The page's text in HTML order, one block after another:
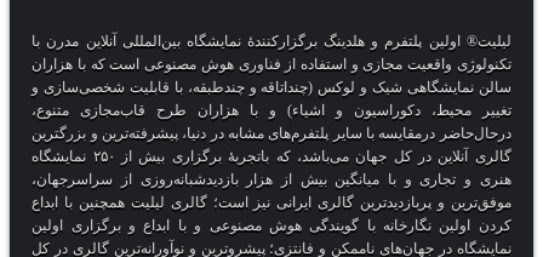
لیلیت® اولین پلتفرم و هلدینگ برگزارکنندهٔ نمایشگاه بین‌المللی آنلاین مدرن با
تکنولوژی واقعیت مجازی و استفاده از فناوری هوش مصنوعی است که با هزاران
سالن نمایشگاهی شیک و لوکس (چنداتاقه و چندطبقه، با قابلیت شخصی‌سازی و
تغییر محیط، دکوراسیون و اشیاء) و با هزاران طرح قاب‌مجازی متنوع،
درحال‌حاضر درمقایسه با سایر پلتفرم‌های مشابه در دنیا، پیشرفته‌ترین و بزرگترین
گالری آنلاین در کل جهان می‌باشد، که باتجربهٔ برگزاری بیش از ۲۵۰ نمایشگاه
هنری و تجاری و با میانگین بیش از هزار بازدیدشبانه‌روزی از سراسرجهان،
موفق‌ترین و پربازدیدترین گالری ایرانی نیز است؛ گالری لیلیت همچنین با ابداع
کردن اولین نگارخانه با گویندگی هوش مصنوعی و با ابداع و برگزاری اولین
نمایشگاه در جهان‌های ناممکن و فانتزی؛ پیشروترین و نوآورانه‌ترین گالری در کل